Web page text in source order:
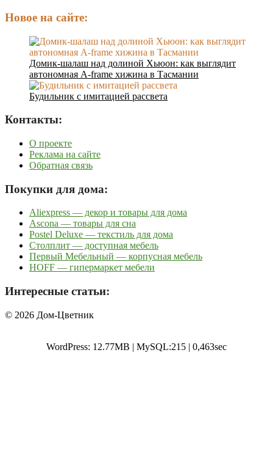
Новое на сайте:
Домик-шалаш над долиной Хьюон: как выглядит
автономная A-frame хижина в Тасмании
Будильник с имитацией рассвета
Контакты:
О проекте
Реклама на сайте
Обратная связь
Покупки для дома:
Aliexpress — декор и товары для дома
Ascona — товары для сна
Postel Deluxe — текстиль для дома
Столплит — доступная мебель
Первый Мебельный — корпусная мебель
HOFF — гипермаркет мебели
Интересные статьи:
© 2026 Дом-Цветник
WordPress: 12.77MB | MySQL:215 | 0,463sec